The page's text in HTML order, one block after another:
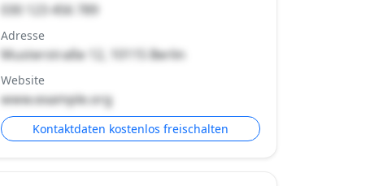
030 123 456 789
Adresse
Musterstraße 12, 10115 Berlin
Website
www.example.org
Kontaktdaten kostenlos freischalten